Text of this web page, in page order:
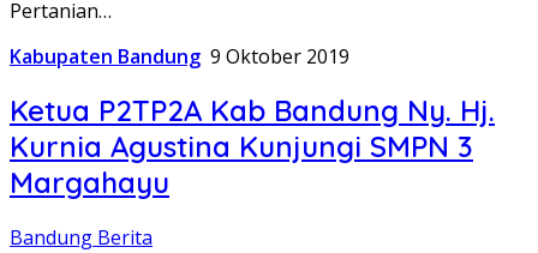
Pertanian…
Kabupaten Bandung 9 Oktober 2019
Ketua P2TP2A Kab Bandung Ny. Hj.
Kurnia Agustina Kunjungi SMPN 3
Margahayu
Bandung Berita